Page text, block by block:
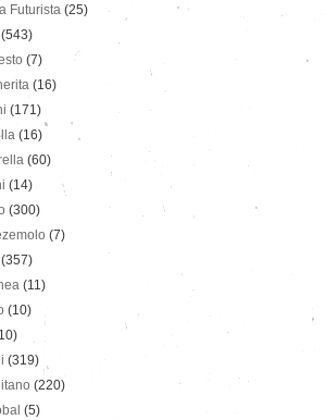
Futurista (25)
(543)
(7)
(16)
(171)
(16)
(60)
(14)
(300)
(7)
(357)
(11)
(10)
(319)
(220)
(5)